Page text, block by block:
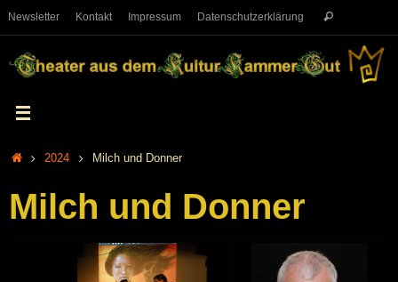
Newsletter Kontakt Impressum Datenschutzerklärung
2024 Milch und Donner
Milch und Donner